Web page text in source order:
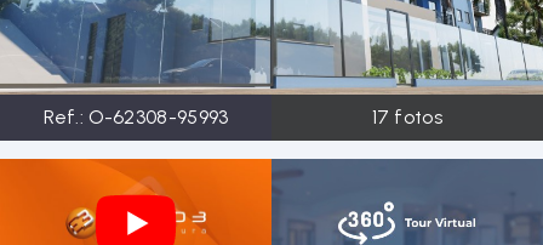
Ref.: O-62308-95993 17 fotos